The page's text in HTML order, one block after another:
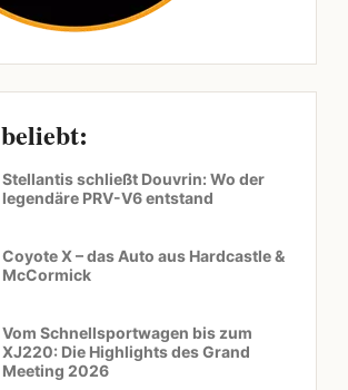
Stellantis schließt Douvrin: Wo der
legendäre PRV-V6 entstand
Coyote X – das Auto aus Hardcastle &
McCormick
Vom Schnellsportwagen bis zum
XJ220: Die Highlights des Grand
Meeting 2026